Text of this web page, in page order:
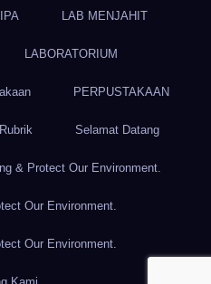
LAB MENJAHIT
LABORATORIUM
PERPUSTAKAAN
Rubrik Selamat Datang
& Protect Our Environment.
Our Environment.
Our Environment.